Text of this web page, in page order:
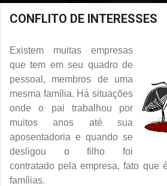
CONFLITO DE INTERESSES
Existem muitas empresas
que tem em seu quadro de
pessoal, membros de uma
mesma família. Há situações
onde o pai trabalhou por
muitos anos até sua
aposentadoria e quando se
desligou o filho foi
contratado pela empresa, fato que
famílias.